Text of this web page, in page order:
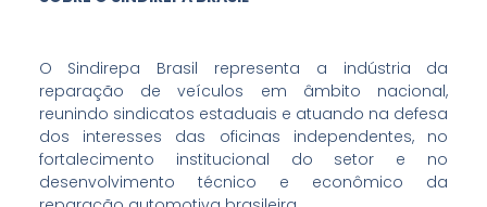
O Sindirepa Brasil representa a indústria da
reparação de veículos em âmbito nacional,
reunindo sindicatos estaduais e atuando na defesa
dos interesses das oficinas independentes, no
fortalecimento institucional do setor e no
desenvolvimento técnico e econômico da